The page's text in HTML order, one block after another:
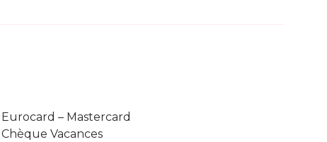
Eurocard – Mastercard
Chèque Vacances